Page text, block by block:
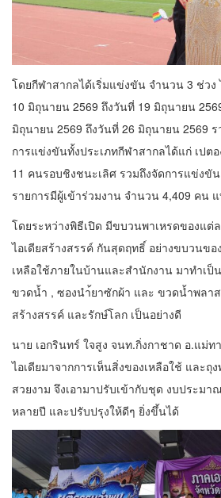
โดยกีฬาสากลได้เริ่มแข่งขัน จำนวน 3 ช่ว
10 มิถุนายน 2569 ถึงวันที่ 19 มิถุนายน
มิถุนายน 2569 ถึงวันที่ 26 มิถุนายน 2569
การแข่งขันทั้งประเภทกีฬาสากลได้แก่ เปต
11 คนรอบชิงชนะเลิศ รวมถึงจัดการแข่งขั
รายการมีผู้เข้าร่วมงาน จำนวน 4,409 คน
โดยระหว่างพิธีเปิด มีขบวนพาเหรดของแต่
ไอเดียสร้างสรรค์ กันสุดฤทธิ์ อย่างขบวนข
เหลือใช้ภายในบ้านและสำนักงาน มาทำเ
ขวดน้ำ , ซองนำ้ยาซักผ้า และ ขวดน้ำพลา
สร้างสรรค์ และรักษ์โลก เป็นอย่างดี
นาย เอกรินทร์ ใจสูง จนท.กิ่งกาชาด อ.แม่
ไอเดียมาจากการเห็นสิ่งของเหลือใช้ และ
สวยงาม จึงเอามาปรับเข้ากับชุด งบประมา
หลายปี และปรับปรุงให้ดีๆ ยิ่งขึ้นได้